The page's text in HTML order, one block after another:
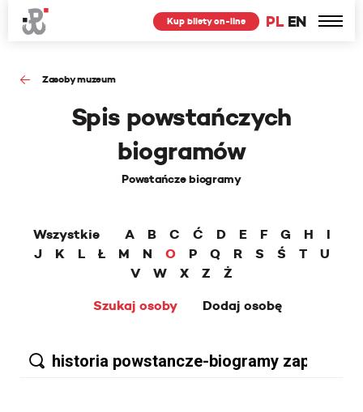
PL EN
Kup bilety on-line
Zasoby muzeum
Spis powstańczych
biogramów
Powstańcze biogramy
Wszystkie A B C Ć D E F G H
I
J
K L Ł M N O P Q R S Ś T
U
V
W X Z
Ż
Szukaj osoby
Dodaj osobę